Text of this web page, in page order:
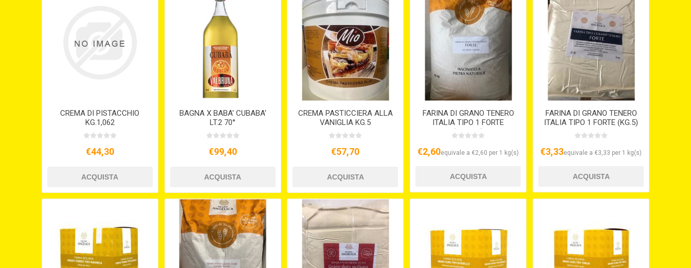
CREMA DI PISTACCHIO
KG.1,062
€44,30
BAGNA X BABA' CUBABA'
LT.2 70°
€99,40
CREMA PASTICCIERA ALLA
VANIGLIA KG.5
€57,70
FARINA DI GRANO TENERO
ITALIA TIPO 1 FORTE
(KG.12,5)
€2,60equivale a €2,60 per 1 kg(s)
FARINA DI GRANO TENERO
ITALIA TIPO 1 FORTE (KG.5)
S/V
€3,33equivale a €3,33 per 1 kg(s)